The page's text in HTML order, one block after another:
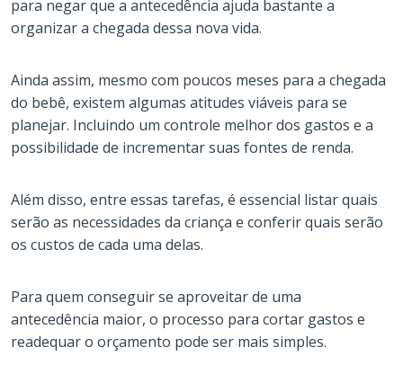
para negar que a antecedência ajuda bastante a
organizar a chegada dessa nova vida.
Ainda assim, mesmo com poucos meses para a chegada
do bebê, existem algumas atitudes viáveis para se
planejar. Incluindo um controle melhor dos gastos e a
possibilidade de incrementar suas fontes de renda.
Além disso, entre essas tarefas, é essencial listar quais
serão as necessidades da criança e conferir quais serão
os custos de cada uma delas.
Para quem conseguir se aproveitar de uma
antecedência maior, o processo para cortar gastos e
readequar o orçamento pode ser mais simples.